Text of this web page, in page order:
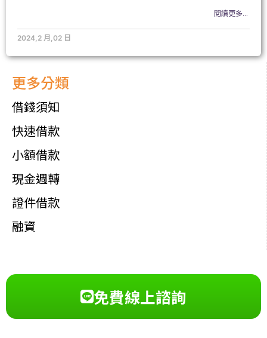
更多分類
借錢須知
快速借款
小額借款
現金週轉
證件借款
融資
閱讀更多...
2024,2 月,02 日
免費線上諮詢